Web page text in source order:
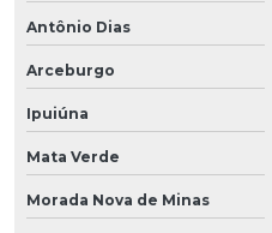
Antônio Dias
Arceburgo
Ipuiúna
Mata Verde
Morada Nova de Minas